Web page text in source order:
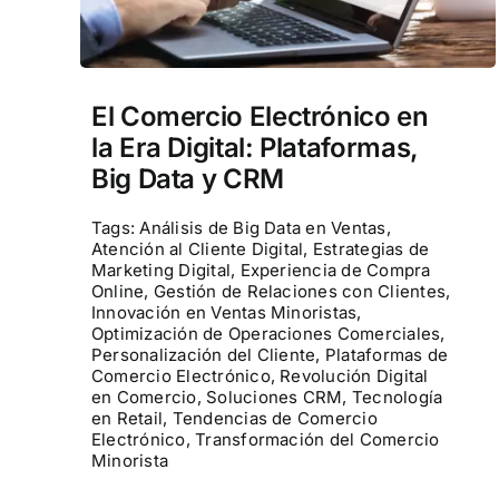
El Comercio Electrónico en
la Era Digital: Plataformas,
Big Data y CRM
Tags:Análisis de Big Data en Ventas,
Atención al Cliente Digital, Estrategias de
Marketing Digital, Experiencia de Compra
Online, Gestión de Relaciones con Clientes,
Innovación en Ventas Minoristas,
Optimización de Operaciones Comerciales,
Personalización del Cliente, Plataformas de
Comercio Electrónico, Revolución Digital
en Comercio, Soluciones CRM, Tecnología
en Retail, Tendencias de Comercio
Electrónico,Transformación del Comercio
Minorista